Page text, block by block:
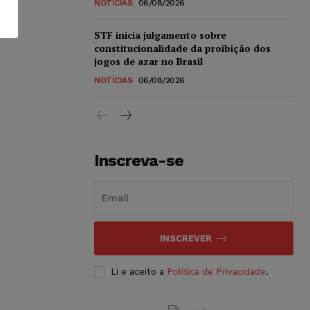
NOTÍCIAS 06/08/2026
STF inicia julgamento sobre
constitucionalidade da proibição dos
jogos de azar no Brasil
NOTÍCIAS 06/08/2026
Inscreva-se
INSCREVER
Li e aceito a Política de Privacidade.